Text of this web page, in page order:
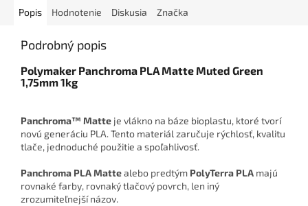
Popis Hodnotenie Diskusia Značka
Podrobný popis
Polymaker Panchroma PLA Matte Muted Green
1,75mm 1kg
Panchroma™ Matte je vlákno na báze bioplastu, ktoré tvorí
novú generáciu PLA. Tento materiál zaručuje rýchlosť, kvalitu
tlače, jednoduché použitie a spoľahlivosť.
Panchroma PLA Mattealebo predtým PolyTerra PLA majú
rovnaké farby, rovnaký tlačový povrch, len iný
zrozumiteľnejší názov.